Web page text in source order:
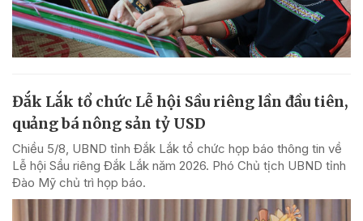
Đắk Lắk tổ chức Lễ hội Sầu riêng lần đầu tiên,
quảng bá nông sản tỷ USD
Chiều 5/8, UBND tỉnh Đắk Lắk tổ chức họp báo thông tin về
Lễ hội Sầu riêng Đắk Lắk năm 2026. Phó Chủ tịch UBND tỉnh
Đào Mỹ chủ trì họp báo.